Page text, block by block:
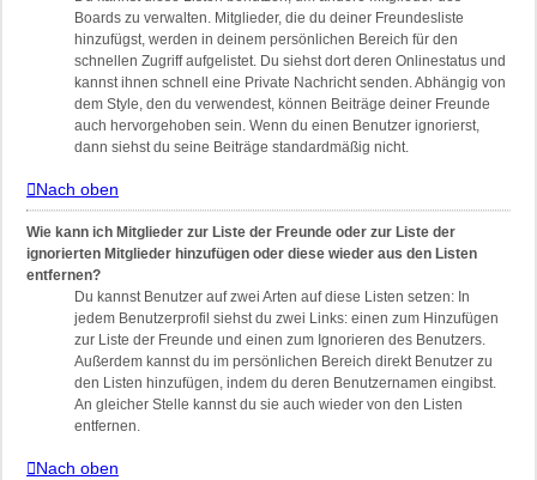
Boards zu verwalten. Mitglieder, die du deiner Freundesliste
hinzufügst, werden in deinem persönlichen Bereich für den
schnellen Zugriff aufgelistet. Du siehst dort deren Onlinestatus und
kannst ihnen schnell eine Private Nachricht senden. Abhängig von
dem Style, den du verwendest, können Beiträge deiner Freunde
auch hervorgehoben sein. Wenn du einen Benutzer ignorierst,
dann siehst du seine Beiträge standardmäßig nicht.
Nach oben
Wie kann ich Mitglieder zur Liste der Freunde oder zur Liste der
ignorierten Mitglieder hinzufügen oder diese wieder aus den Listen
entfernen?
Du kannst Benutzer auf zwei Arten auf diese Listen setzen: In
jedem Benutzerprofil siehst du zwei Links: einen zum Hinzufügen
zur Liste der Freunde und einen zum Ignorieren des Benutzers.
Außerdem kannst du im persönlichen Bereich direkt Benutzer zu
den Listen hinzufügen, indem du deren Benutzernamen eingibst.
An gleicher Stelle kannst du sie auch wieder von den Listen
entfernen.
Nach oben